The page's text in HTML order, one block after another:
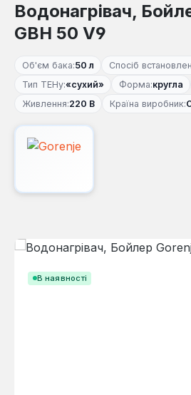
Водонагрівач,
GBH 50 V9
Об'єм бака:50 л Спосіб
Тип ТЕНу:«сухий» Форма:кругла
Живлення:220 В Країна виробник:
В наявності
Пропустити галерею